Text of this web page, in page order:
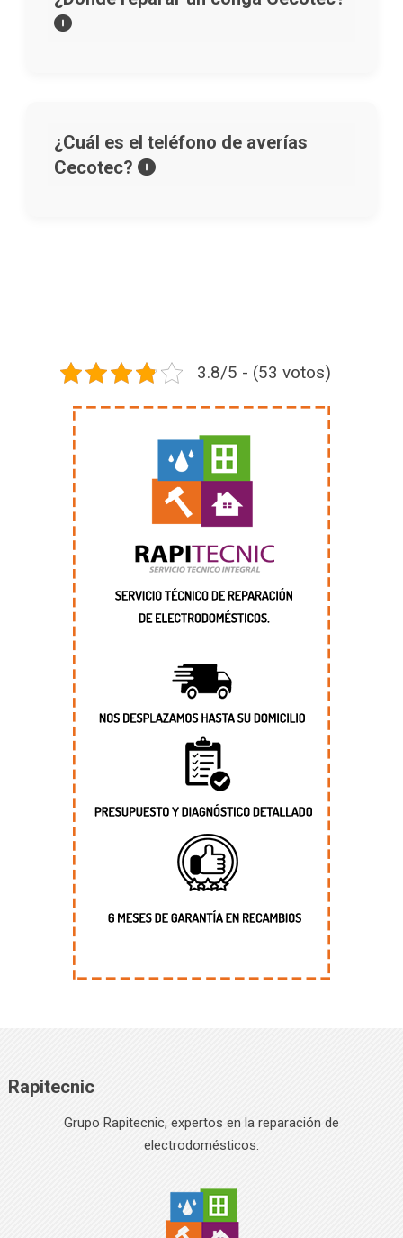
¿Cuál es el teléfono de averías
Cecotec?
3.8/5 - (53 votos)
Rapitecnic
Grupo Rapitecnic, expertos en la reparación de
electrodomésticos.